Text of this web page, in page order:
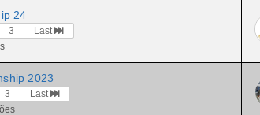
24
3
Last
2023
3
Last